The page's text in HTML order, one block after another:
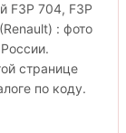
F3P 704, F3P
: фото
странице
по коду.